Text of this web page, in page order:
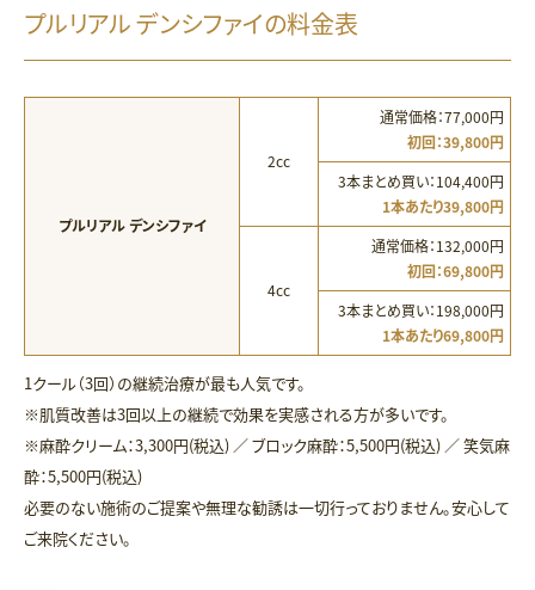
プルリアル デンシファイの料金表
プルリアル デンシファイ
2cc
通常価格：77,000円
初回：39,800円
3本まとめ買い：104,400円
1本あたり39,800円
4cc
通常価格：132,000円
初回：69,800円
3本まとめ買い：198,000円
1本あたり69,800円
1クール（3回）の継続治療が最も人気です。
※肌質改善は3回以上の継続で効果を実感される方が多いです。
※麻酔クリーム：3,300円(税込) ／ ブロック麻酔：5,500円(税込) ／ 笑気麻
酔：5,500円(税込)
必要のない施術のご提案や無理な勧誘は一切行っておりません。安心して
ご来院ください。